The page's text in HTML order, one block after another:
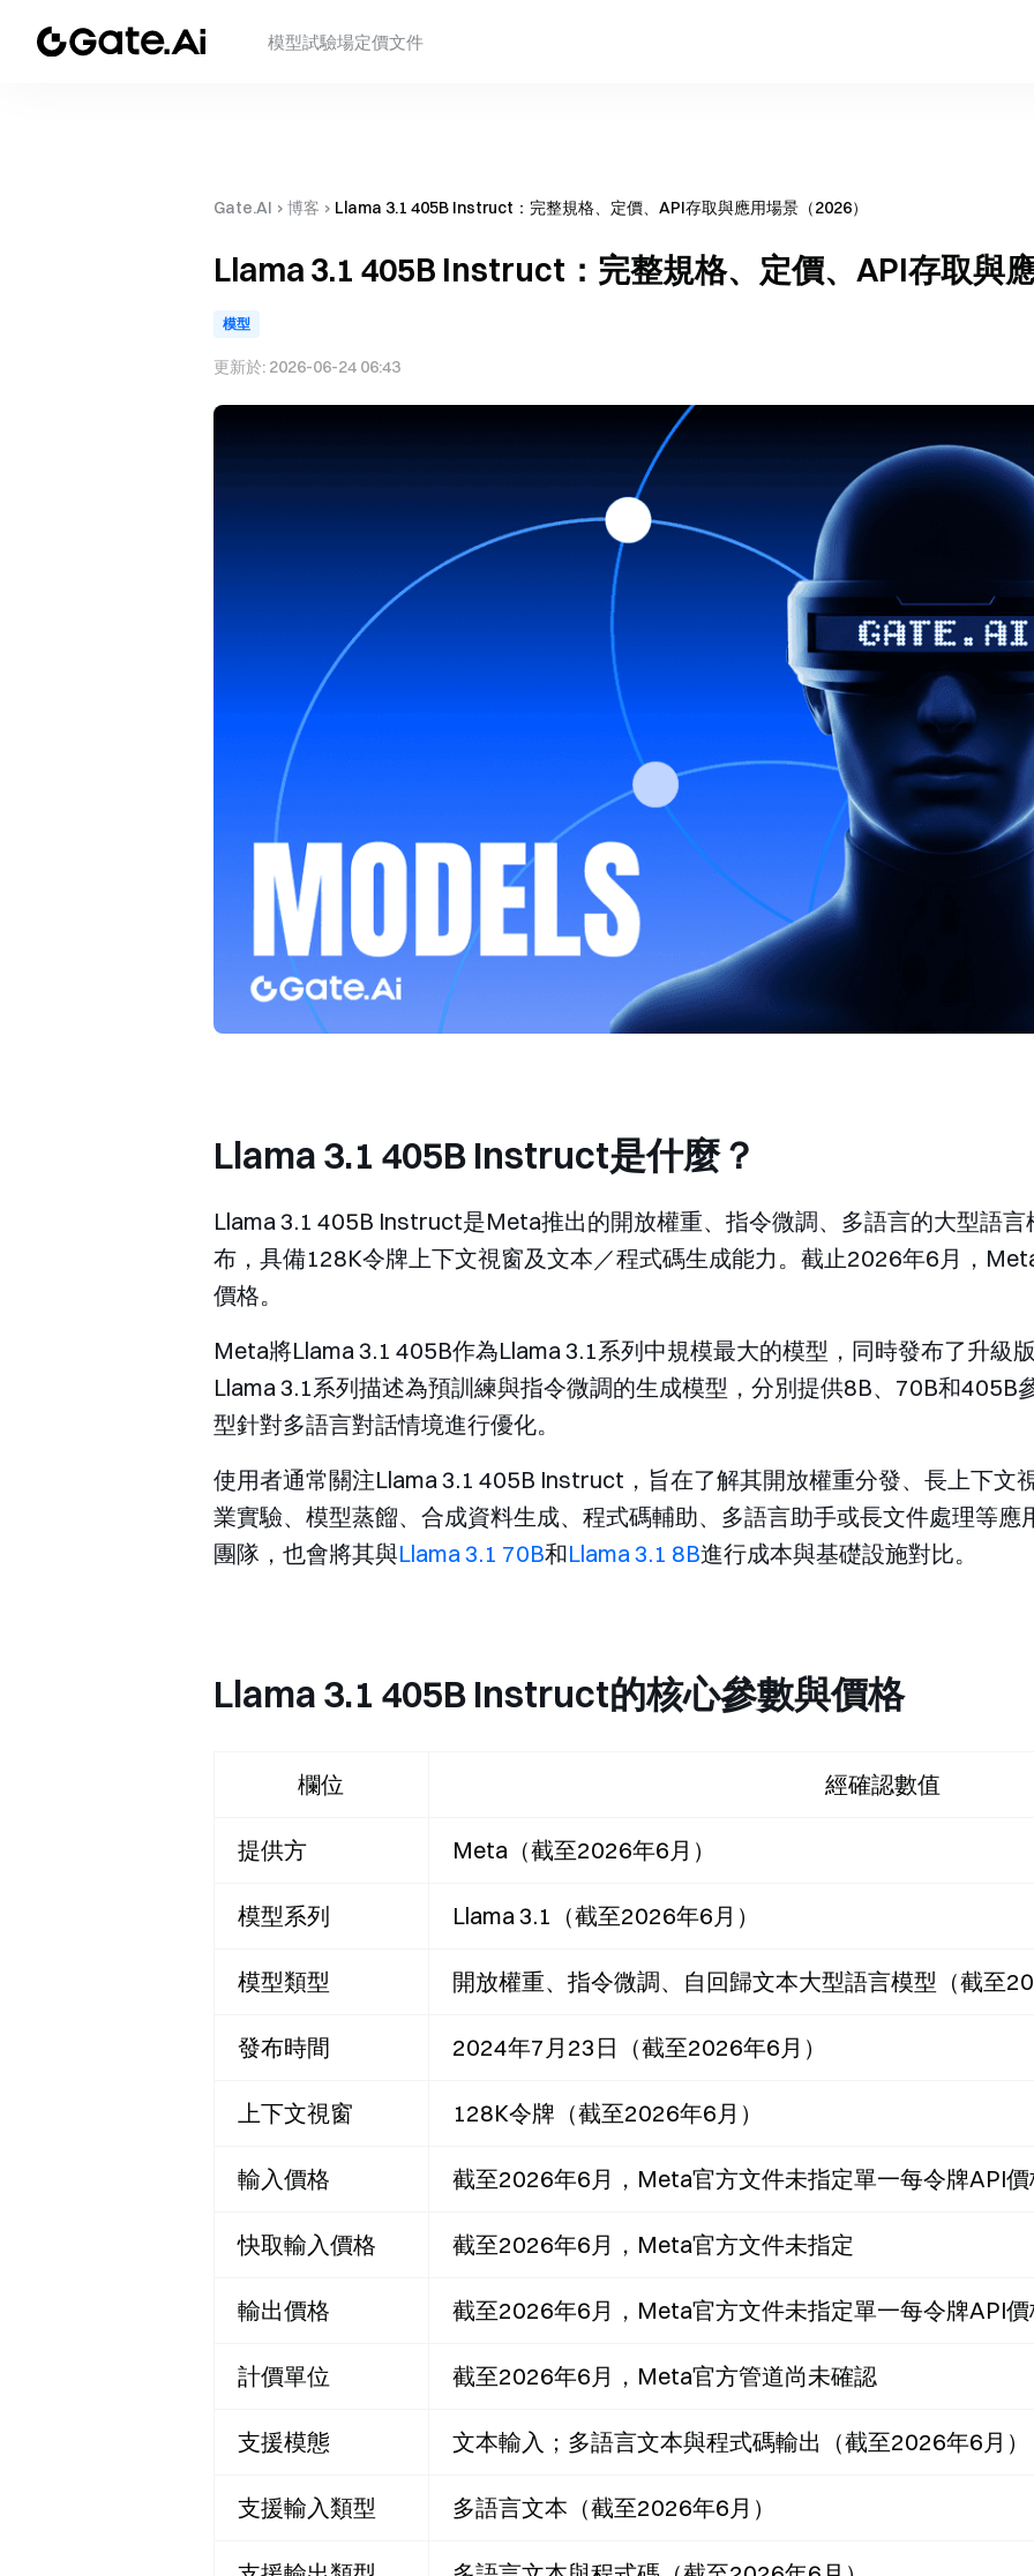
模型試驗場定價文件
Gate.AI › 博客 › Llama 3.1 405B Instruct：完整規格、定價、API存取與應用場景（2026）
Llama 3.1 405B Instruct：完整規格、定價、API存取與
模型
更新於: 2026-06-24 06:43
Llama 3.1 405B Instruct是什麼？
Llama 3.1 405B Instruct是Meta推出的開放權重、指令微調、多語言的大型語
布，具備128K令牌上下文視窗及文本／程式碼生成能力。截止2026年6月，
價格。
Meta將Llama 3.1 405B作為Llama 3.1系列中規模最大的模型，同時發布了升級
Llama 3.1系列描述為預訓練與指令微調的生成模型，分別提供8B、70B和405B
型針對多語言對話情境進行優化。
使用者通常關注Llama 3.1 405B Instruct，旨在了解其開放權重分發、長上下文
業實驗、模型蒸餾、合成資料生成、程式碼輔助、多語言助手或長文件處理等應
團隊，也會將其與Llama 3.1 70B和Llama 3.1 8B進行成本與基礎設施對比。
Llama 3.1 405B Instruct的核心參數與價格
欄位 經確認數值
提供方 Meta（截至2026年6月）
模型系列 Llama 3.1（截至2026年6月）
模型類型 開放權重、指令微調、自回歸文本大型語言模型（截至
發布時間 2024年7月23日（截至2026年6月）
上下文視窗 128K令牌（截至2026年6月）
輸入價格 截至2026年6月，Meta官方文件未指定單一每令牌API價
快取輸入價格 截至2026年6月，Meta官方文件未指定
輸出價格 截至2026年6月，Meta官方文件未指定單一每令牌API價
計價單位 截至2026年6月，Meta官方管道尚未確認
支援模態 文本輸入；多語言文本與程式碼輸出（截至2026年6月）
支援輸入類型 多語言文本（截至2026年6月）